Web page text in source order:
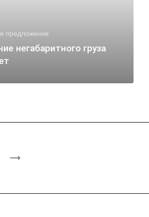
предложение
негабаритного груза